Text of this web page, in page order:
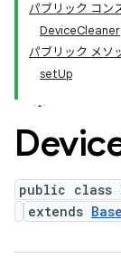
パブリック コン
DeviceCleaner
パブリック メソ
setUp
public class
extends